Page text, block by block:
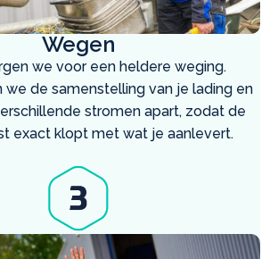
Wegen
we voor een heldere weging.
we de samenstelling van je lading en
stromen apart, zodat de
exact klopt met wat je aanlevert.